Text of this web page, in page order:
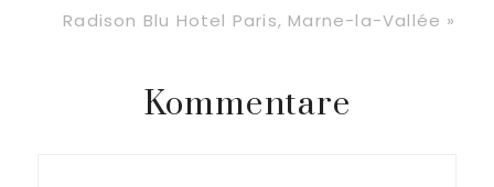
Beitrag:
Radison Blu Hotel Paris, Marne-la-Vallée »
Leser-Kommentare